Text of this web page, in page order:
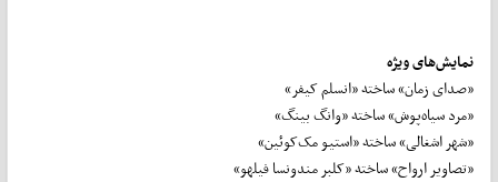
نمایش‌های ویژه
«صدای زمان» ساخته «انسلم کیفر»
«مرد سیاه‌پوش» ساخته «وانگ بینگ»
«شهر اشغالی» ساخته «استیو مک‌کوئین»
«تصاویر ارواح» ساخته «کلبر مندونسا فیلهو»